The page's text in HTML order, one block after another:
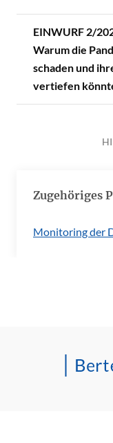
EINWURF 2/
Warum die
schaden und
vertiefen
Zugehöriges
Monitoring der